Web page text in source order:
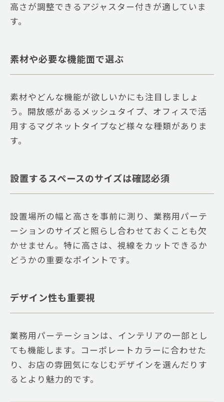
高さが調整できるアジャスター付きが適していま
す。
素材や必要な機能面で選ぶ
素材やどんな機能が欲しいかにも注目しましょ
う。開放感があるメッシュタイプ、オフィスで活
用するマグネットタイプなど様々な種類がありま
す。
設置するスペースのサイズは確認必須
設置場所の幅と高さを事前に測り、業務用パーテ
ーションのサイズと照らし合わせておくことも欠
かせません。特に高さは、視線をカットできるか
どうかの重要なポイントです。
デザイン性も重要視
業務用パーテーションは、インテリアの一部とし
ても機能します。コーポレートカラーに合わせた
り、お店の雰囲気になじむデザインを選んだりす
るとより魅力的です。